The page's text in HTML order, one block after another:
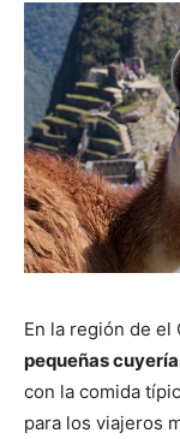
En la región de el
pequeñas
con la comida
para los viajeros